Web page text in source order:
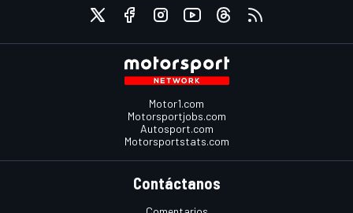
Motor1.com
Motorsportjobs.com
Autosport.com
Motorsportstats.com
Contáctanos